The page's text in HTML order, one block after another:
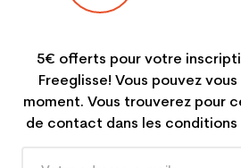
5€ offerts pour votre
Freeglisse! Vous pouvez
moment. Vous trouverez pour
de contact dans les